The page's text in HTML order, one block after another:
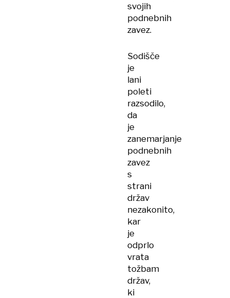
svojih
podnebnih
zavez.
Sodišče
je
lani
poleti
razsodilo,
da
je
zanemarjanje
podnebnih
zavez
s
strani
držav
nezakonito,
kar
je
odprlo
vrata
tožbam
držav,
ki